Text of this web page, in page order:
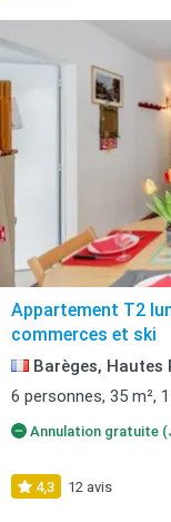
Appartement T2
commerces et ski
Barèges, Hautes
6 personnes, 35 m²,
Annulation gratuite
4,3 12 avis